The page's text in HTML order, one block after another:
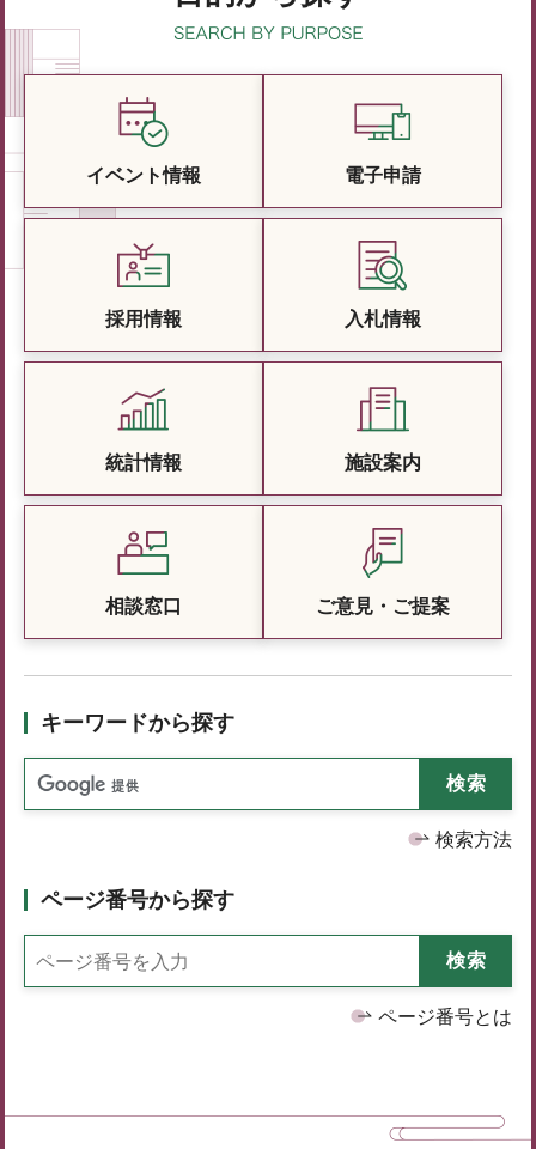
イベント情報 電子申請
採用情報 入札情報
統計情報 施設案内
相談窓口 ご意見・ご提案
キーワードから探す
検索方法
ページ番号から探す
ページ番号とは